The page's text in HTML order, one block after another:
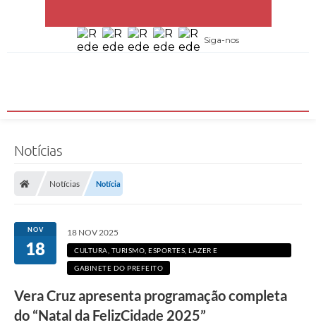
Siga-nos
Notícias
Notícias Notícia
NOV
18
18 NOV 2025
CULTURA, TURISMO, ESPORTES, LAZER E
DESENVOLVIMENTO ECONÔMICO
GABINETE DO PREFEITO
Vera Cruz apresenta programação completa
do “Natal da FelizCidade 2025”